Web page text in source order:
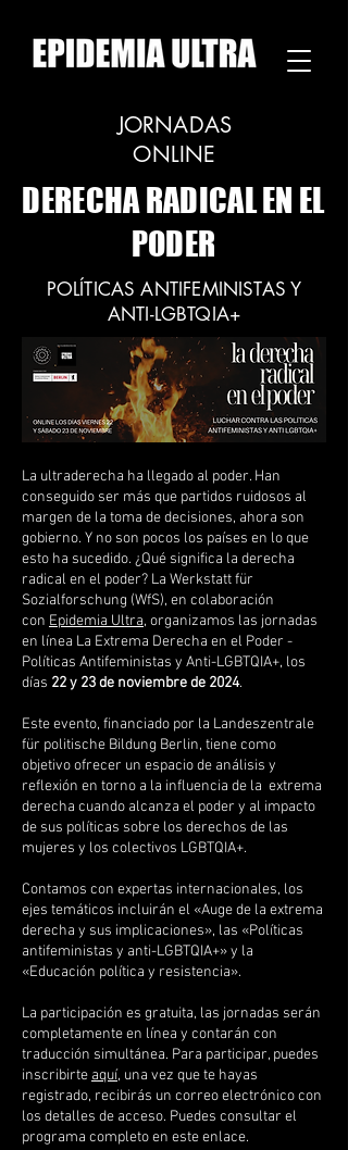
JORNADAS
ONLINE
DERECHA RADICAL EN EL
PODER
POLÍTICAS ANTIFEMINISTAS Y
ANTI-LGBTQIA+
La ultraderecha ha llegado al poder. Han
conseguido ser más que partidos ruidosos al
margen de la toma de decisiones, ahora son
gobierno. Y no son pocos los países en lo que
esto ha sucedido. ¿Qué significa la derecha
radical en el poder? La Werkstatt für
Sozialforschung (WfS), en colaboración
con Epidemia Ultra, organizamos las jornadas
en línea La Extrema Derecha en el Poder -
Políticas Antifeministas y Anti-LGBTQIA+, los
días 22 y 23 de noviembre de 2024.
Este evento, financiado por la Landeszentrale
für politische Bildung Berlin, tiene como
objetivo ofrecer un espacio de análisis y
reflexión en torno a la influencia de la extrema
derecha cuando alcanza el poder y al impacto
de sus políticas sobre los derechos de las
mujeres y los colectivos LGBTQIA+.
Contamos con expertas internacionales, los
ejes temáticos incluirán el «Auge de la extrema
derecha y sus implicaciones», las «Políticas
antifeministas y anti-LGBTQIA+» y la
«Educación política y resistencia».
La participación es gratuita, las jornadas serán
completamente en línea y contarán con
traducción simultánea. Para participar, puedes
inscribirte aquí, una vez que te hayas
registrado, recibirás un correo electrónico con
los detalles de acceso. Puedes consultar el
programa completo en este enlace.